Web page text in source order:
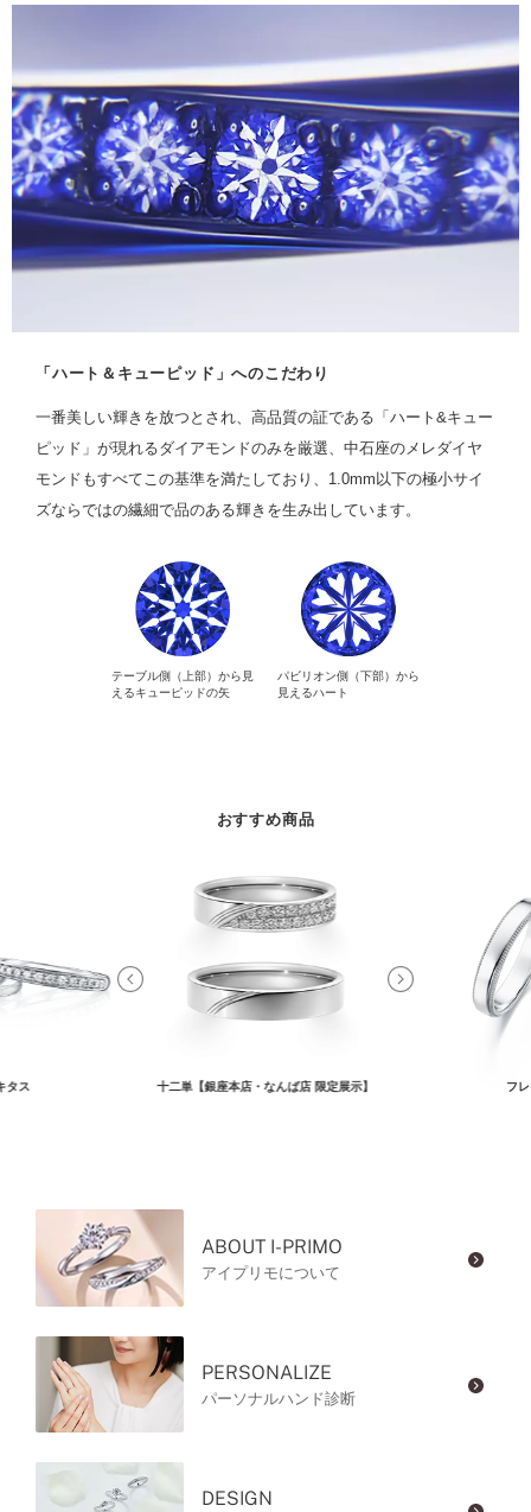
「ハート＆キューピッド」へのこだわり
一番美しい輝きを放つとされ、高品質の証である「ハート&キュー
ピッド」が現れるダイアモンドのみを厳選、中石座のメレダイヤ
モンドもすべてこの基準を満たしており、1.0mm以下の極小サイ
ズならではの繊細で品のある輝きを生み出しています。
テーブル側（上部）から見
えるキューピッドの矢
パビリオン側（下部）から
見えるハート
おすすめ商品
タス 十二単【銀座本店・なんば店 限定展示】 フ
ABOUT I-PRIMO
アイプリモについて
PERSONALIZE
パーソナルハンド診断
DESIGN